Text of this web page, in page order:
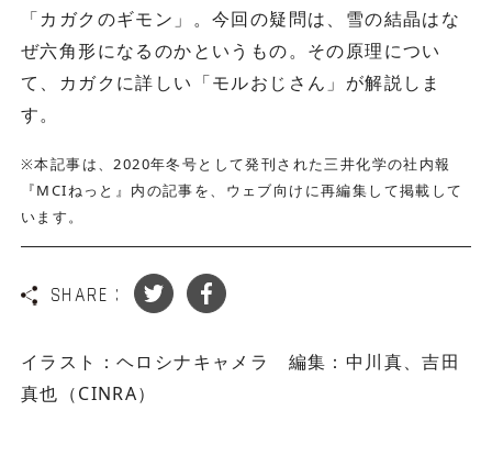
「カガクのギモン」。今回の疑問は、雪の結晶はな
ぜ六角形になるのかというもの。その原理につい
て、カガクに詳しい「モルおじさん」が解説しま
す。
※本記事は、2020年冬号として発刊された三井化学の社内報
『MCIねっと』内の記事を、ウェブ向けに再編集して掲載して
います。
SHARE :
イラスト：ヘロシナキャメラ 編集：中川真、吉田
真也（CINRA）